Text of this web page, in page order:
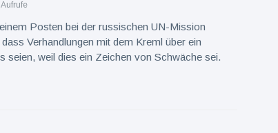
Posten bei der russischen UN-Mission
Verhandlungen mit dem Kreml über ein
seien, weil dies ein Zeichen von Schwäche sei.